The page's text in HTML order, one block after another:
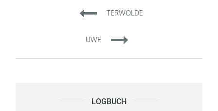
Beitragsnavigation
TERWOLDE
UWE
LOGBUCH Logbuch